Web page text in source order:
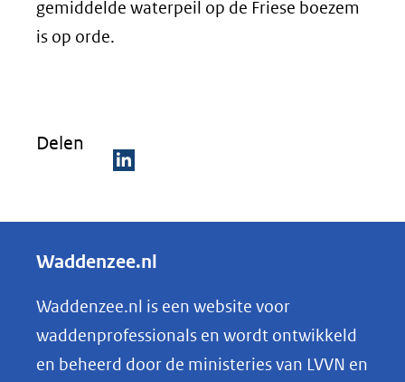
gemiddelde waterpeil op de Friese boezem
is op orde.
Delen
e
e
n
o
p
Waddenzee.nl
Waddenzee.nl is een website voor
waddenprofessionals en wordt ontwikkeld
en beheerd door de ministeries van LVVN en